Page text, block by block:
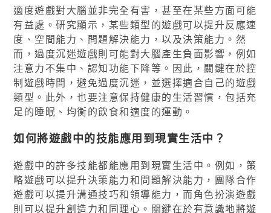
適度遊戲對大腦並非完全有害，甚至在某些方面可能
有益處。研究顯示，某些類型的遊戲可以提升反應速
度、空間能力、問題解決能力，以及決策能力。然
而，過度沉迷遊戲則可能對大腦產生負面影響，例如
注意力不集中、認知功能下降等。因此，關鍵在於控
制遊戲時間，避免過度沉迷，並選擇適合自己的遊戲
類型。此外，也要注意保持健康的生活習慣，包括充
足的睡眠、均衡的飲食和適度的運動。
如何將遊戲中的技能應用到現實生活中？
遊戲中的許多技能都能應用到現實生活中。例如，策
略遊戲可以提升決策能力和問題解決能力，團隊合作
遊戲可以提升溝通技巧和領導能力，而角色扮演遊戲
則可以提升創造力和同理心。關鍵在於有意識地將遊